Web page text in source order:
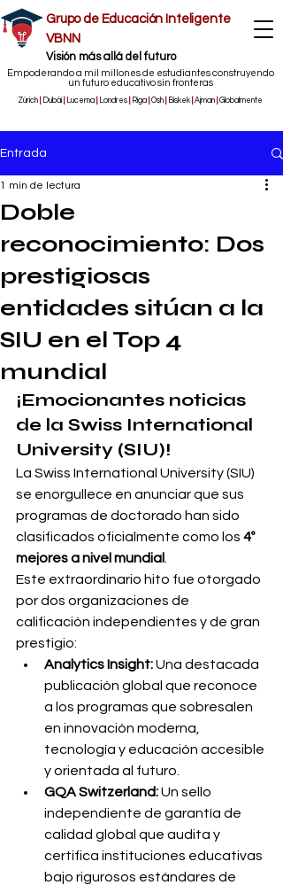
Grupo de Educación Inteligente
VBNN
​Visión más allá del futuro
Empoderando a mil millones de estudiantes construyendo
un futuro educativo sin fronteras
Zúrich Dubái Lucerna Londres Riga Osh Biskek Ajman Globalmente
Entrada
Doble
reconocimiento: Dos
prestigiosas
entidades sitúan a la
SIU en el Top 4
mundial
1 min de lectura
¡Emocionantes noticias
de la Swiss International
University (SIU)!
La Swiss International University (SIU)
se enorgullece en anunciar que sus
programas de doctorado han sido
clasificados oficialmente como los 4º
mejores a nivel mundial
Este extraordinario hito fue otorgado
por dos organizaciones de
calificación independientes y de gran
prestigio:
Analytics Insight: Una destacada
publicación global que reconoce
a los programas que sobresalen
en innovación moderna,
tecnología y educación accesible
y orientada al futuro.
GQA Switzerland: Un sello
independiente de garantía de
calidad global que audita y
certifica instituciones educativas
bajo rigurosos estándares de